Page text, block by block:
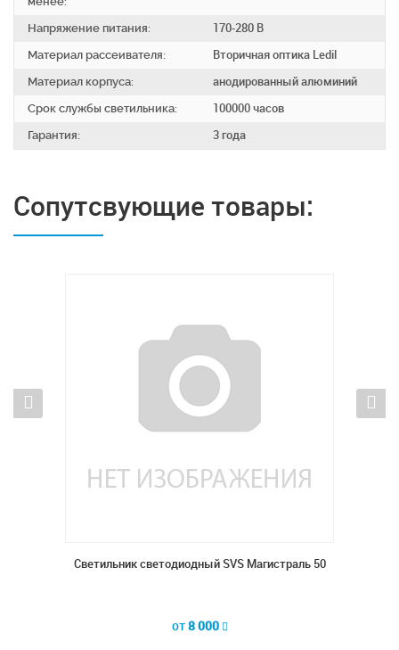
Напряжение питания:
170-280 В
Материал рассеивателя:
Вторичная оптика Ledil
Материал корпуса:
анодированный алюминий
Срок службы светильника:
100000 часов
Гарантия:
3 года
Сопутсвующие товары:
Светильник светодиодный SVS Магистраль 50
от8 000